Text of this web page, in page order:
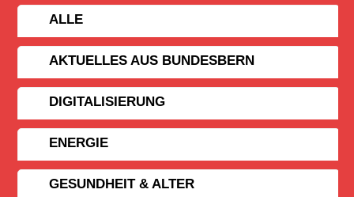
ALLE
AKTUELLES AUS BUNDESBERN
DIGITALISIERUNG
ENERGIE
GESUNDHEIT & ALTER